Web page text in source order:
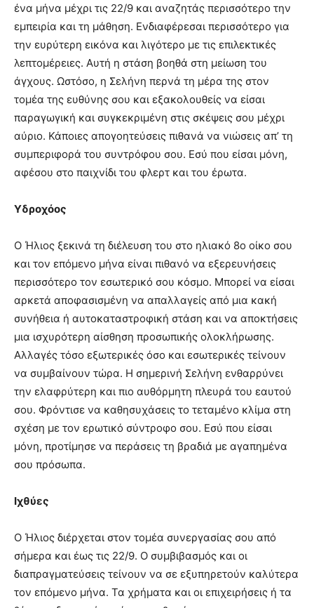
ένα μήνα μέχρι τις 22/9 και αναζητάς περισσότερο την
εμπειρία και τη μάθηση. Ενδιαφέρεσαι περισσότερο για
την ευρύτερη εικόνα και λιγότερο με τις επιλεκτικές
λεπτομέρειες. Αυτή η στάση βοηθά στη μείωση του
άγχους. Ωστόσο, η Σελήνη περνά τη μέρα της στον
τομέα της ευθύνης σου και εξακολουθείς να είσαι
παραγωγική και συγκεκριμένη στις σκέψεις σου μέχρι
αύριο. Κάποιες απογοητεύσεις πιθανά να νιώσεις απ’ τη
συμπεριφορά του συντρόφου σου. Εσύ που είσαι μόνη,
αφέσου στο παιχνίδι του φλερτ και του έρωτα.
Υδροχόος
Ο Ήλιος ξεκινά τη διέλευση του στο ηλιακό 8ο οίκο σου
και τον επόμενο μήνα είναι πιθανό να εξερευνήσεις
περισσότερο τον εσωτερικό σου κόσμο. Μπορεί να είσαι
αρκετά αποφασισμένη να απαλλαγείς από μια κακή
συνήθεια ή αυτοκαταστροφική στάση και να αποκτήσεις
μια ισχυρότερη αίσθηση προσωπικής ολοκλήρωσης.
Αλλαγές τόσο εξωτερικές όσο και εσωτερικές τείνουν
να συμβαίνουν τώρα. Η σημερινή Σελήνη ενθαρρύνει
την ελαφρύτερη και πιο αυθόρμητη πλευρά του εαυτού
σου. Φρόντισε να καθησυχάσεις το τεταμένο κλίμα στη
σχέση με τον ερωτικό σύντροφο σου. Εσύ που είσαι
μόνη, προτίμησε να περάσεις τη βραδιά με αγαπημένα
σου πρόσωπα.
Ιχθύες
Ο Ήλιος διέρχεται στον τομέα συνεργασίας σου από
σήμερα και έως τις 22/9. Ο συμβιβασμός και οι
διαπραγματεύσεις τείνουν να σε εξυπηρετούν καλύτερα
τον επόμενο μήνα. Τα χρήματα και οι επιχειρήσεις ή τα